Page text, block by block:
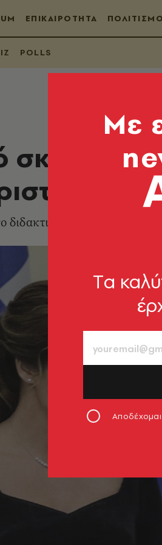
ΕΠΙΚΑΙΡΟΤΗΤΑ
POLLS
σκίτσο
διδακτικό προσωπικό του
Mε
Tα
Αποδέχομαι